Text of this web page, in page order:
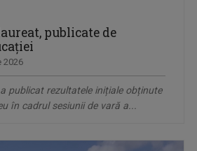
publicate de
2026
publicat rezultatele inițiale obținute
în cadrul sesiunii de vară a...